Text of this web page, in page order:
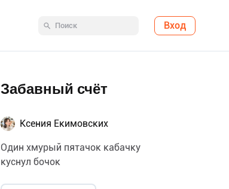
Вход
Забавный счёт
Ксения Екимовских
Один хмурый пятачок кабачку
куснул бочок